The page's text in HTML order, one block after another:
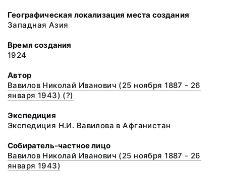
Географическая локализация места создания
Западная Азия
Время создания
1924
Автор
Вавилов Николай Иванович (25 ноября 1887 - 26
января 1943) (?)
Экспедиция
Экспедиция Н.И. Вавилова в Афганистан
Собиратель-частное лицо
Вавилов Николай Иванович (25 ноября 1887 - 26
января 1943)